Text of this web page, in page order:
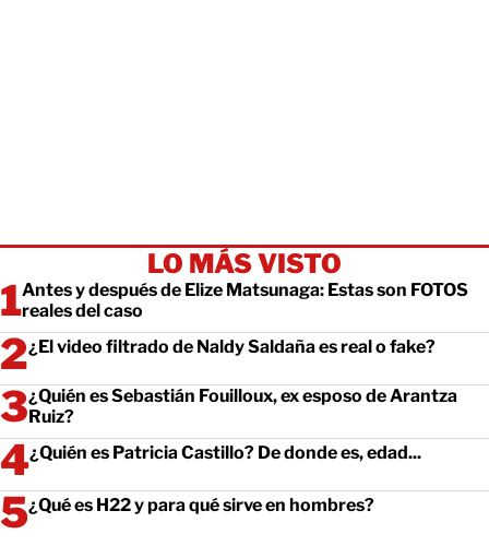
LO MÁS VISTO
Antes y después de Elize Matsunaga: Estas son FOTOS
reales del caso
¿El video filtrado de Naldy Saldaña es real o fake?
¿Quién es Sebastián Fouilloux, ex esposo de Arantza
Ruiz?
¿Quién es Patricia Castillo? De donde es, edad...
¿Qué es H22 y para qué sirve en hombres?